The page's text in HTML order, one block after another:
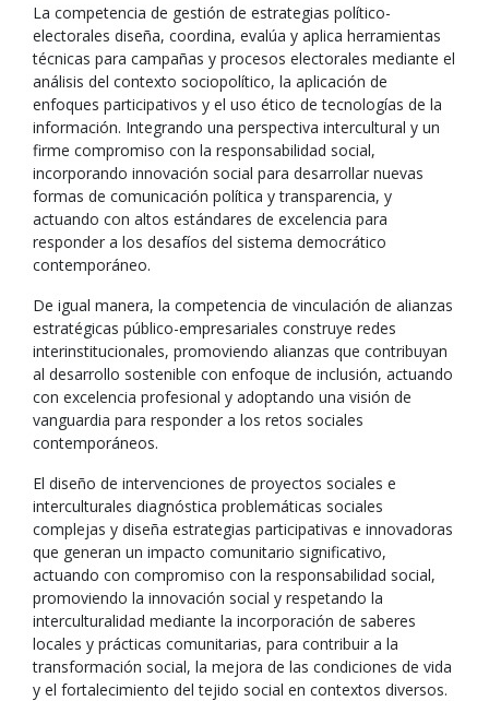
La competencia de gestión de estrategias político-
electorales diseña, coordina, evalúa y aplica herramientas
técnicas para campañas y procesos electorales mediante el
análisis del contexto sociopolítico, la aplicación de
enfoques participativos y el uso ético de tecnologías de la
información. Integrando una perspectiva intercultural y un
firme compromiso con la responsabilidad social,
incorporando innovación social para desarrollar nuevas
formas de comunicación política y transparencia, y
actuando con altos estándares de excelencia para
responder a los desafíos del sistema democrático
contemporáneo.
De igual manera, la competencia de vinculación de alianzas
estratégicas público-empresariales construye redes
interinstitucionales, promoviendo alianzas que contribuyan
al desarrollo sostenible con enfoque de inclusión, actuando
con excelencia profesional y adoptando una visión de
vanguardia para responder a los retos sociales
contemporáneos.
El diseño de intervenciones de proyectos sociales e
interculturales diagnóstica problemáticas sociales
complejas y diseña estrategias participativas e innovadoras
que generan un impacto comunitario significativo,
actuando con compromiso con la responsabilidad social,
promoviendo la innovación social y respetando la
interculturalidad mediante la incorporación de saberes
locales y prácticas comunitarias, para contribuir a la
transformación social, la mejora de las condiciones de vida
y el fortalecimiento del tejido social en contextos diversos.